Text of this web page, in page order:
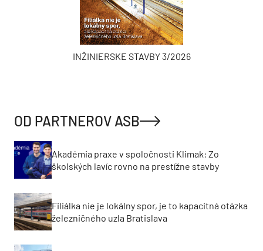
INŽINIERSKE STAVBY 3/2026
OD PARTNEROV ASB
Akadémia praxe v spoločnosti Klimak: Zo
školských lavíc rovno na prestížne stavby
Filiálka nie je lokálny spor, je to kapacitná otázka
železničného uzla Bratislava